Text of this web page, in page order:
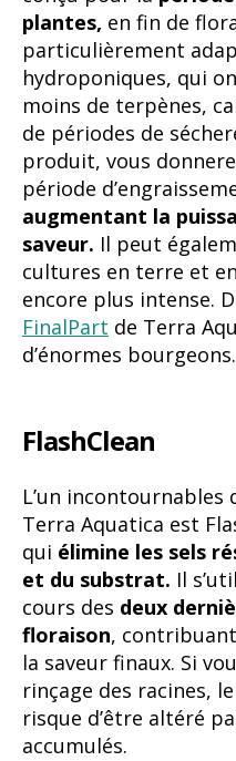
plantes, en fin de
particulièrement
hydroponiques, qui
moins de terpènes,
de périodes de
produit, vous
période
augmentant la
saveur. Il peut
cultures en terre et
encore plus intense.
FinalPart de Terra
d’énormes bourgeons.
FlashClean
L’un incontournables
Terra Aquatica est
qui élimine les sels
et du substrat. Il
cours des deux
floraison,
la saveur finaux. Si
rinçage des racines,
risque d’être altéré
accumulés.